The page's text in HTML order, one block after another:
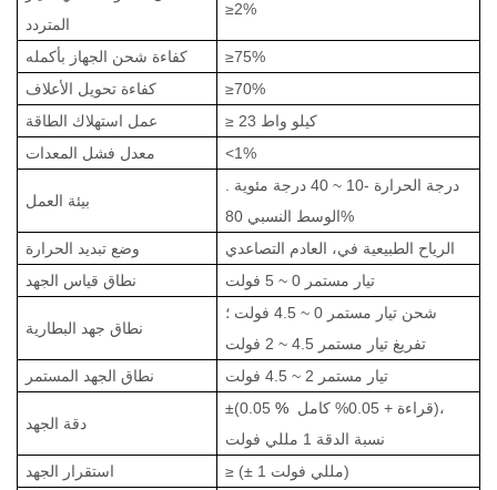
المتردد
≥2%
كفاءة شحن الجهاز بأكمله
≥75%
كفاءة تحويل الأعلاف
≥70%
عمل استهلاك الطاقة
≥ 23 كيلو واط
معدل فشل المعدات
<1%
بيئة العمل
درجة الحرارة -10 ~ 40 درجة مئوية
الوسط النسبي
80%
وضع تبديد الحرارة
الرياح الطبيعية في، العادم التصاعدي
نطاق قياس الجهد
تيار مستمر 0 ~ 5 فولت
نطاق جهد البطارية
شحن تيار مستمر 0 ~ 4.5 فولت ؛
تفريغ تيار مستمر 4.5 ~ 2 فولت
نطاق الجهد المستمر
تيار مستمر 2 ~ 4.5 فولت
دقة الجهد
±(0.05%
نسبة الدقة 1 مللي فولت
استقرار الجهد
≥ (± 1 مللي فولت)